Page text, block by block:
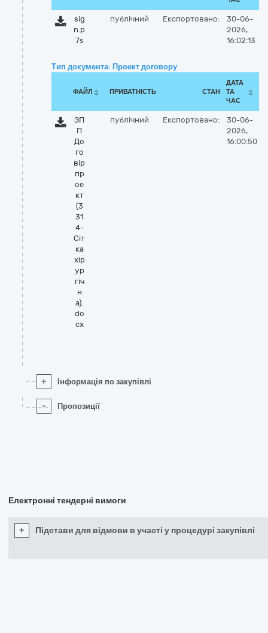
sig
n.p
7s
публічний Експортовано:
30-06-
2026,
16:02:13
Тип документа: Проект договору
ФАЙЛ ПРИВАТНІСТЬ СТАН
ДАТА
ТА
ЧАС
ЗП
П
До
го
вір
пр
ое
кт
(3
31
4-
Сіт
ка
хір
ур
гіч
н
а).
do
cx
публічний Експортовано:
30-06-
2026,
16:00:50
+ Інформація по закупівлі
- Пропозиції
Електронні тендерні вимоги
+ Підстави для відмови в участі у процедурі закупівлі